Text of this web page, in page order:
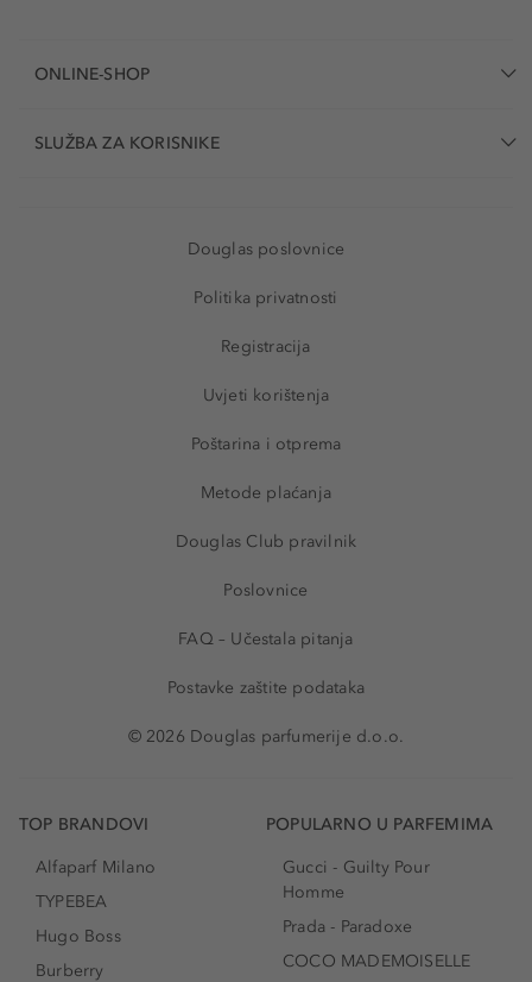
ONLINE-SHOP
SLUŽBA ZA KORISNIKE
Douglas poslovnice
Politika privatnosti
Registracija
Uvjeti korištenja
Poštarina i otprema
Metode plaćanja
Douglas Club pravilnik
Poslovnice
FAQ – Učestala pitanja
Postavke zaštite podataka
© 2026 Douglas parfumerije d.o.o.
TOP BRANDOVI
Alfaparf Milano
TYPEBEA
Hugo Boss
Burberry
POPULARNO U PARFEMIMA
Gucci - Guilty Pour
Homme
Prada - Paradoxe
COCO MADEMOISELLE